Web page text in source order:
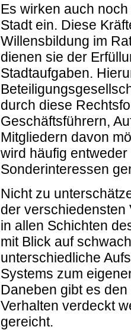
Es wirken auch
Stadt ein. Diese
Willensbildung im
dienen sie der
Stadtaufgaben.
durch diese
Geschäftsführern,
Mitgliedern davon
wird häufig
Sonderinteressen
Nicht zu
der verschiedensten
in allen Schichten
mit Blick auf
unterschiedliche
Systems zum
Daneben gibt es
Verhalten verdeckt
gereicht.